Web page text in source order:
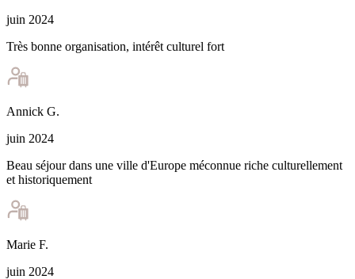
juin 2024
Très bonne organisation, intérêt culturel fort
Annick G.
juin 2024
Beau séjour dans une ville d'Europe méconnue riche culturellement
et historiquement
Marie F.
juin 2024